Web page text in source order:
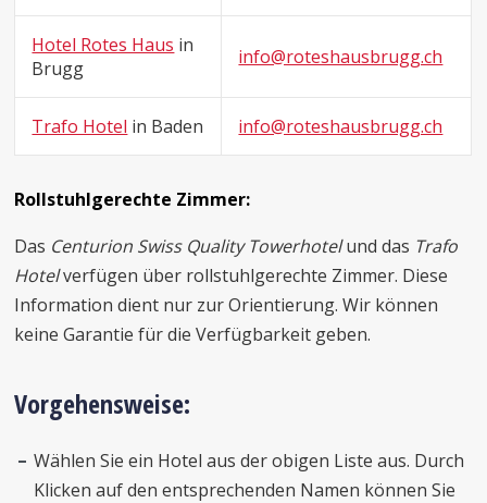
Hotel Rotes Haus in
Brugg
info@roteshausbrugg.ch
Trafo Hotel in Baden info@roteshausbrugg.ch
Rollstuhlgerechte Zimmer:
Das Centurion Swiss Quality Towerhotelund das Trafo
Hotelverfügen über rollstuhlgerechte Zimmer. Diese
Information dient nur zur Orientierung. Wir können
keine Garantie für die Verfügbarkeit geben.
Vorgehensweise:
Wählen Sie ein Hotel aus der obigen Liste aus. Durch
Klicken auf den entsprechenden Namen können Sie